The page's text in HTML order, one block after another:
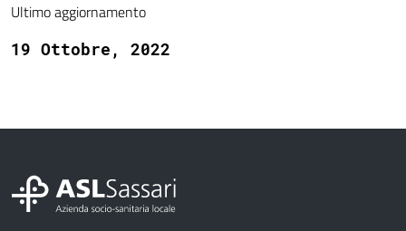
Ultimo aggiornamento
19 Ottobre, 2022